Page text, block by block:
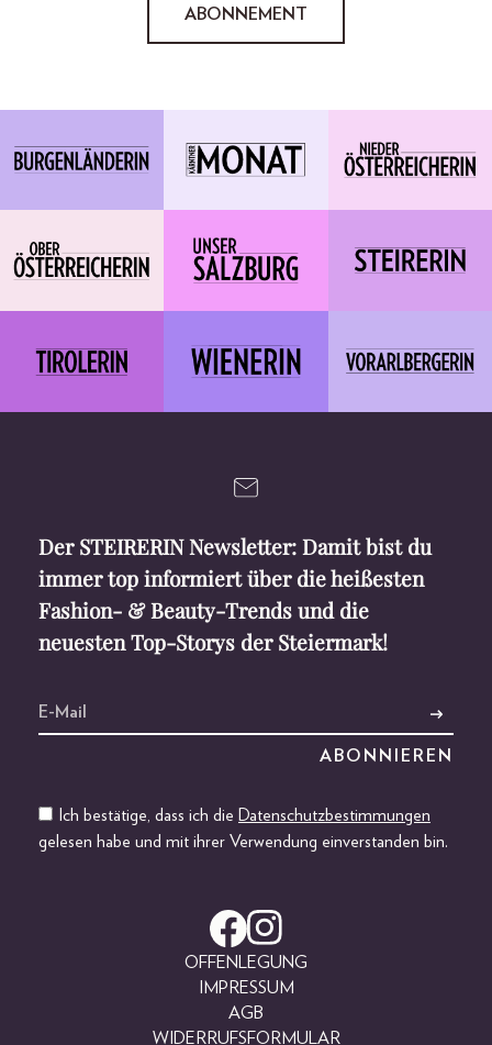
ABONNEMENT
Der STEIRERIN Newsletter: Damit bist du
immer top informiert über die heißesten
Fashion- & Beauty-Trends und die
neuesten Top-Storys der Steiermark!
Ich bestätige, dass ich die Datenschutzbestimmungen
gelesen habe und mit ihrer Verwendung einverstanden bin.
OFFENLEGUNG
IMPRESSUM
AGB
WIDERRUFSFORMULAR